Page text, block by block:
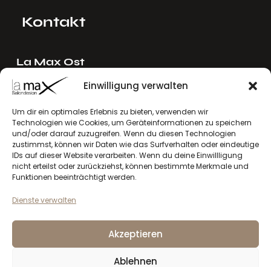
Einwilligung verwalten
Um dir ein optimales Erlebnis zu bieten, verwenden wir
Technologien wie Cookies, um Geräteinformationen zu speichern
und/oder darauf zuzugreifen. Wenn du diesen Technologien
zustimmst, können wir Daten wie das Surfverhalten oder eindeutige
IDs auf dieser Website verarbeiten. Wenn du deine Einwillligung
nicht erteilst oder zurückziehst, können bestimmte Merkmale und
Funktionen beeinträchtigt werden.
Dienste verwalten
Akzeptieren
Ablehnen
Kontakt
La Max Ost
Ing. Reinhard Mayer e.U.
Stadlgasse 4
2122 Riedenthal, Austria
E-Mail:mayer[at]lamax.at
+436643432630
La Max West
Andreas Larcher e.U.
6410 Telfs, Austria
larcher[at]lamax.at